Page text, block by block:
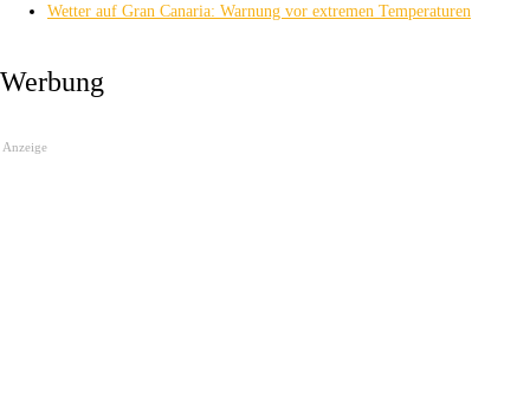
Wetter auf Gran Canaria: Warnung vor extremen Temperaturen
Werbung
Anzeige